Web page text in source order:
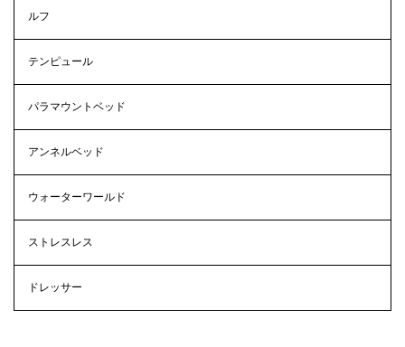
ルフ
テンピュール
パラマウントベッド
アンネルベッド
ウォーターワールド
ストレスレス
ドレッサー